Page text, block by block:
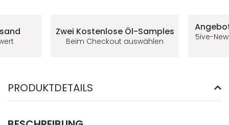
Zwei Kostenlose Öl-Samples
Beim Checkout auswählen 5ive-
PRODUKTDETAILS